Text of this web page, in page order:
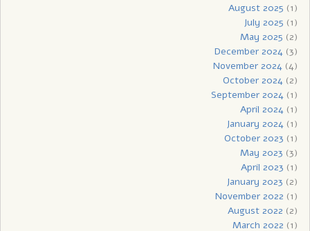
August 2025 (1)
July 2025 (1)
May 2025 (2)
December 2024(3)
November 2024(4)
October 2024(2)
September 2024(1)
April 2024(1)
January 2024(1)
October 2023 (1)
May 2023 (3)
April 2023 (1)
January 2023 (2)
November 2022 (1)
August 2022 (2)
March 2022 (1)